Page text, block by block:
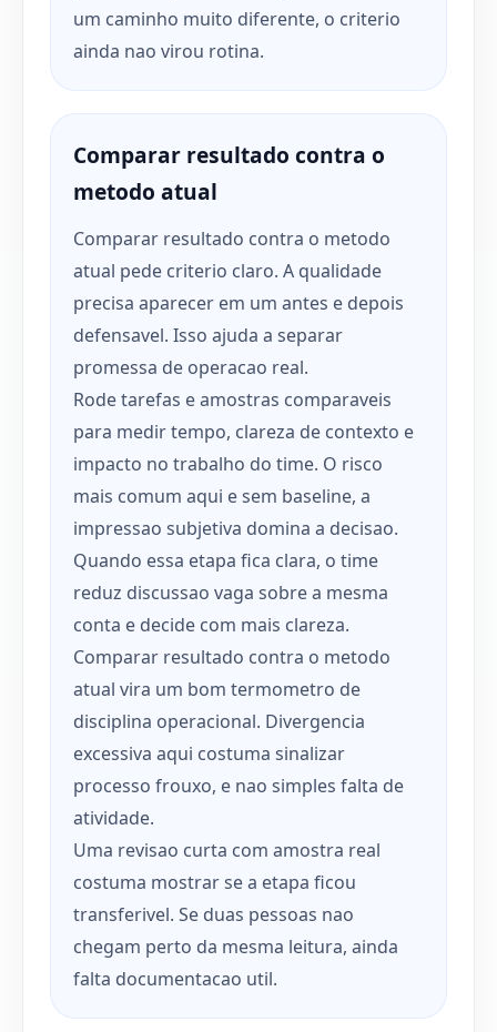
um caminho muito diferente, o criterio
ainda nao virou rotina.
Comparar resultado contra o
metodo atual
Comparar resultado contra o metodo
atual pede criterio claro. A qualidade
precisa aparecer em um antes e depois
defensavel. Isso ajuda a separar
promessa de operacao real.
Rode tarefas e amostras comparaveis
para medir tempo, clareza de contexto e
impacto no trabalho do time. O risco
mais comum aqui e sem baseline, a
impressao subjetiva domina a decisao.
Quando essa etapa fica clara, o time
reduz discussao vaga sobre a mesma
conta e decide com mais clareza.
Comparar resultado contra o metodo
atual vira um bom termometro de
disciplina operacional. Divergencia
excessiva aqui costuma sinalizar
processo frouxo, e nao simples falta de
atividade.
Uma revisao curta com amostra real
costuma mostrar se a etapa ficou
transferivel. Se duas pessoas nao
chegam perto da mesma leitura, ainda
falta documentacao util.